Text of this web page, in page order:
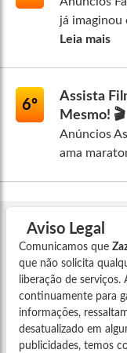
já imaginou
Leia mais
6º
Assista
Mesmo! 🎬
Anúncios
ama
Aviso Legal
Comunicamos que
que não solicita
liberação de
continuamente para
informações,
desatualizado em
publicidades, temos